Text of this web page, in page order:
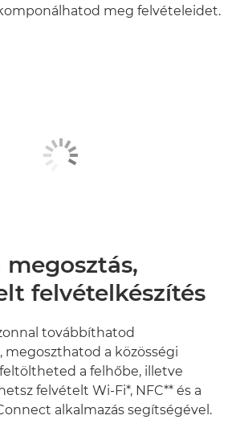
meg felvételeidet.
megosztás,
felvételkészítés
továbbíthatod
megoszthatod a közösségi
a felhőbe, illetve
felvételt Wi-Fi*, NFC** és a
alkalmazás segítségével.